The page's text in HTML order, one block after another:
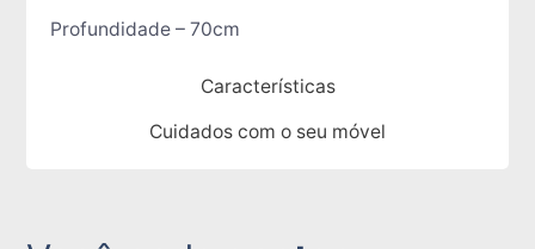
Características
Cuidados com o seu móvel
Profundidade – 70cm